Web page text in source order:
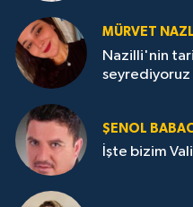
MÜRVET
Nazilli'nin
seyrediyoruz
ŞENOL
İşte bizim